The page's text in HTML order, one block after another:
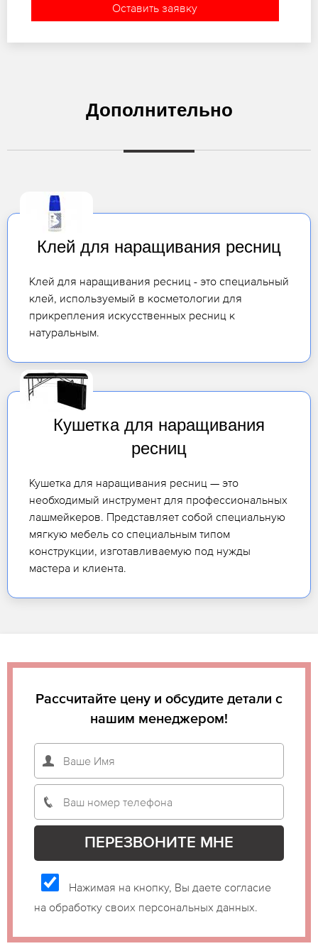
Оставить заявку
Дополнительно
Клей для наращивания ресниц
Клей для наращивания ресниц - это специальный
клей, используемый в косметологии для
прикрепления искусственных ресниц к
натуральным.
Кушетка для наращивания
ресниц
Кушетка для наращивания ресниц — это
необходимый инструмент для профессиональных
лашмейкеров. Представляет собой специальную
мягкую мебель со специальным типом
конструкции, изготавливаемую под нужды
мастера и клиента.
Рассчитайте цену и обсудите детали с
нашим менеджером!
Нажимая на кнопку, Вы даете согласие
на обработку своих персональных данных.